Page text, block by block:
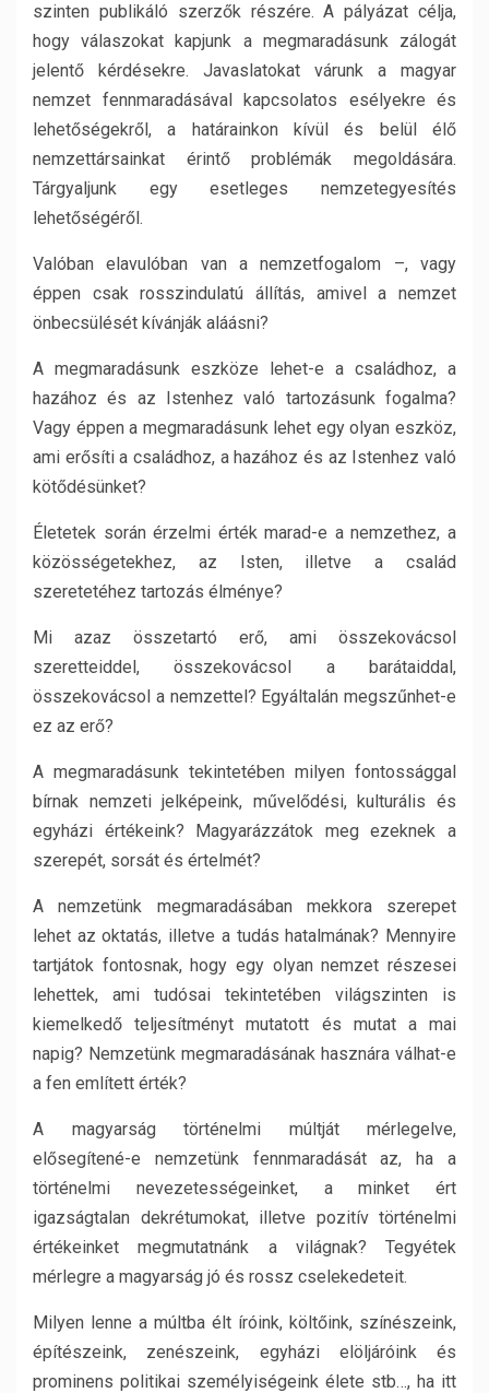
szinten publikáló szerzők részére. A pályázat célja,
hogy válaszokat kapjunk a megmaradásunk zálogát
jelentő kérdésekre. Javaslatokat várunk a magyar
nemzet fennmaradásával kapcsolatos esélyekre és
lehetőségekről, a határainkon kívül és belül élő
nemzettársainkat érintő problémák megoldására.
Tárgyaljunk egy esetleges nemzetegyesítés
lehetőségéről.
Valóban elavulóban van a nemzetfogalom –, vagy
éppen csak rosszindulatú állítás, amivel a nemzet
önbecsülését kívánják aláásni?
A megmaradásunk eszköze lehet-e a családhoz, a
hazához és az Istenhez való tartozásunk fogalma?
Vagy éppen a megmaradásunk lehet egy olyan eszköz,
ami erősíti a családhoz, a hazához és az Istenhez való
kötődésünket?
Életetek során érzelmi érték marad-e a nemzethez, a
közösségetekhez, az Isten, illetve a család
szeretetéhez tartozás élménye?
Mi azaz összetartó erő, ami összekovácsol
szeretteiddel, összekovácsol a barátaiddal,
összekovácsol a nemzettel? Egyáltalán megszűnhet-e
ez az erő?
A megmaradásunk tekintetében milyen fontossággal
bírnak nemzeti jelképeink, művelődési, kulturális és
egyházi értékeink? Magyarázzátok meg ezeknek a
szerepét, sorsát és értelmét?
A nemzetünk megmaradásában mekkora szerepet
lehet az oktatás, illetve a tudás hatalmának? Mennyire
tartjátok fontosnak, hogy egy olyan nemzet részesei
lehettek, ami tudósai tekintetében világszinten is
kiemelkedő teljesítményt mutatott és mutat a mai
napig? Nemzetünk megmaradásának hasznára válhat-e
a fen említett érték?
A magyarság történelmi múltját mérlegelve,
elősegítené-e nemzetünk fennmaradását az, ha a
történelmi nevezetességeinket, a minket ért
igazságtalan dekrétumokat, illetve pozitív történelmi
értékeinket megmutatnánk a világnak? Tegyétek
mérlegre a magyarság jó és rossz cselekedeteit.
Milyen lenne a múltba élt íróink, költőink, színészeink,
építészeink, zenészeink, egyházi elöljáróink és
prominens politikai személyiségeink élete stb…, ha itt